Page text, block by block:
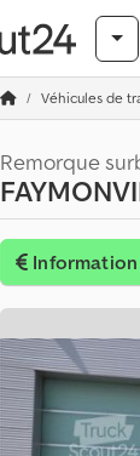
Véhicules de
Remorque